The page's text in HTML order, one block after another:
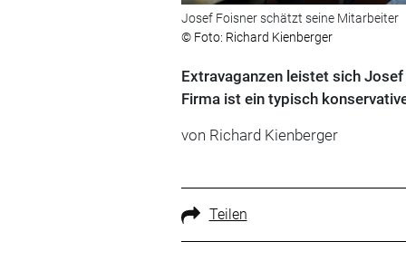
Josef Foisner schätzt seine Mitarbeiter
© Foto: Richard Kienberger
Extravaganzen leistet sich
Firma ist ein typisch
von Richard Kienberger
Teilen